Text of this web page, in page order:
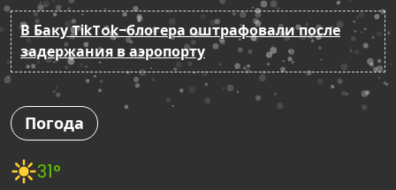
В Баку TikTok-блогера оштрафовали после
задержания в аэропорту
Погода
31°